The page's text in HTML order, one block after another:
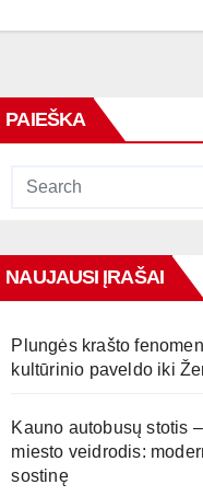
PAIEŠKA
NAUJAUSI ĮRAŠAI
Plungės krašto
kultūrinio paveldo iki
Kauno autobusų stotis
miesto veidrodis:
sostinę